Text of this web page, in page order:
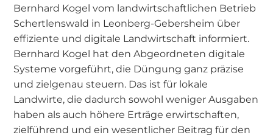
Bernhard Kogel vom landwirtschaftlichen Betrieb
Schertlenswald in Leonberg-Gebersheim über
effiziente und digitale Landwirtschaft informiert.
Bernhard Kogel hat den Abgeordneten digitale
Systeme vorgeführt, die Düngung ganz präzise
und zielgenau steuern. Das ist für lokale
Landwirte, die dadurch sowohl weniger Ausgaben
haben als auch höhere Erträge erwirtschaften,
zielführend und ein wesentlicher Beitrag für den